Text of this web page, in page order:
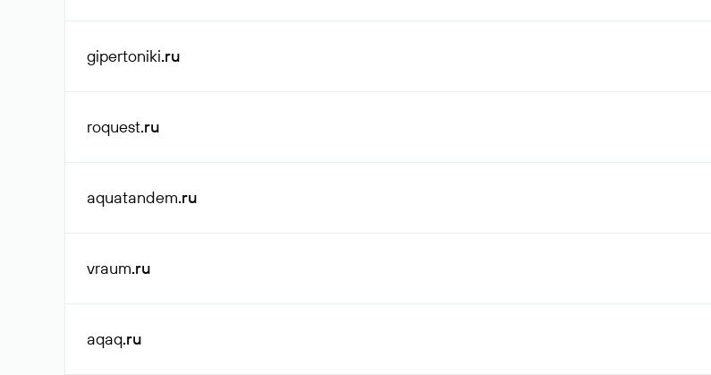
gipertoniki.ru
roquest.ru
aquatandem.ru
vraum.ru
aqaq.ru